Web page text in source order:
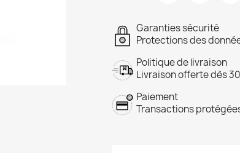
Garanties sécurité
Protections des
Politique de livraison
Livraison offerte dès
Paiement
Transactions